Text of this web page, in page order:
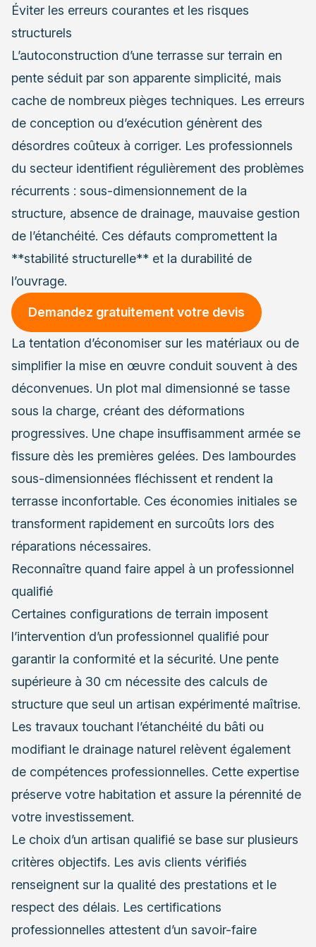
Éviter les erreurs courantes et les risques
structurels
L’autoconstruction d’une terrasse sur terrain en
pente séduit par son apparente simplicité, mais
cache de nombreux pièges techniques. Les erreurs
de conception ou d’exécution génèrent des
désordres coûteux à corriger. Les professionnels
du secteur identifient régulièrement des problèmes
récurrents : sous-dimensionnement de la
structure, absence de drainage, mauvaise gestion
de l’étanchéité. Ces défauts compromettent la
**stabilité structurelle** et la durabilité de
l’ouvrage.
Demandez gratuitement votre devis
La tentation d’économiser sur les matériaux ou de
simplifier la mise en œuvre conduit souvent à des
déconvenues. Un plot mal dimensionné se tasse
sous la charge, créant des déformations
progressives. Une chape insuffisamment armée se
fissure dès les premières gelées. Des lambourdes
sous-dimensionnées fléchissent et rendent la
terrasse inconfortable. Ces économies initiales se
transforment rapidement en surcoûts lors des
réparations nécessaires.
Reconnaître quand faire appel à un professionnel
qualifié
Certaines configurations de terrain imposent
l’intervention d’un professionnel qualifié pour
garantir la conformité et la sécurité. Une pente
supérieure à 30 cm nécessite des calculs de
structure que seul un artisan expérimenté maîtrise.
Les travaux touchant l’étanchéité du bâti ou
modifiant le drainage naturel relèvent également
de compétences professionnelles. Cette expertise
préserve votre habitation et assure la pérennité de
votre investissement.
Le choix d’un artisan qualifié se base sur plusieurs
critères objectifs. Les avis clients vérifiés
renseignent sur la qualité des prestations et le
respect des délais. Les certifications
professionnelles attestent d’un savoir-faire